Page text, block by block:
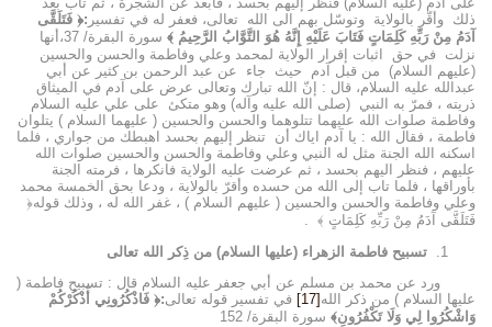
ذلك وأقّر بالولاية وتوسّل بهم الى الله تعالى، فعفر له في تفسير :﴿ فَتَلَقَّى
آدَمُ مِنْ رَبِّهِ كَلِمَاتٍ فَتَابَ عَلَيْهِ إِنَّهُ هُوَ التَّوَّابُ الرَّحِيمُ ﴾
سورة البقرة/ 37،أنها
نزلت في حق اثبات إقرار الولاية لمحمد وعلي وفاطمة والحسن والحسين
(عليهم السلام) من قبل آدم حيث جاء عن عبد الرحمن بن كثير عن أبي
عبدالله عليه السلام، قال : إنّ الله تبارك وتعالى عرض على آدم في الميثاق
ذريته ، فمرّ به النبي (صلى الله عليه وآله) وهو متكئ على علي عليه السلام
وفاطمة صلوات الله عليهما تتلوهما والحسن والحسين ( عليهما السلام ) يتلوان
فاطمة ، فقال الله : يا آدم اياك أن تنظر إليهم بحسد اهبطك من جواري ، فلما
اسكنه الله الجنة مثل له النبي وعلي وفاطمة والحسن والحسين صلوات الله
عليهم ، فنظر اليهم بحسد ، ثم عرضت عليه الولاية فانكرها ، فرمته الجنة
بأوراقها ، فلما تاب إلى الله من حسده وأقرّ بالولاية ، ودعا بحق الخمسة محمد
وعلي وفاطمة والحسن والحسين ( عليهم السلام ) ، غفر الله له ، وذلك قوله﴿
فَتَلَقَّى آدَمُ مِنْ رَبِّهِ كَلِمَاتٍ ﴾ .
تسبيح فاطمة الزهراء (عليها السلام) من ذِكر الله تعالى
ورد عن محمد بن مسلم عن أبي جعفر عليه السلام قال : تسبيح فاطمة (
عليها السلام ) من ذكر الله [17] في تفسير قوله تعالى:﴿ فَاذْكُرُونِي أَذْكُرْكُمْ
وَاشْكُرُوا لِي وَلَا تَكْفُرُونِ﴾ سورة البقرة/ 152